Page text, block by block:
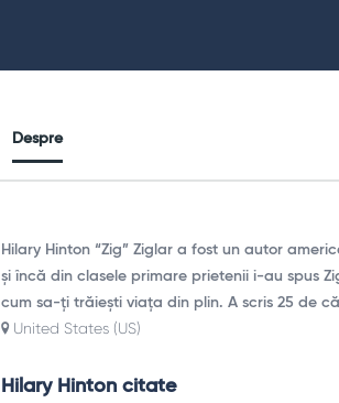
Despre
Hilary Hinton “Zig” Ziglar a fost un autor
și încă din clasele primare prietenii i-au spus
cum sa-ți trăiești viața din plin. A scris 25 de
United States (US)
Hilary Hinton citate